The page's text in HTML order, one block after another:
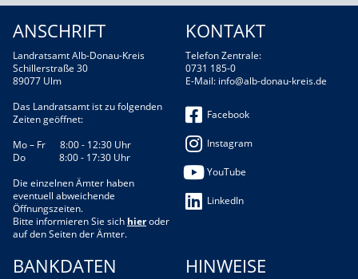
ANSCHRIFT
Landratsamt Alb-Donau-Kreis
Schillerstraße 30
89077 Ulm
Das Landratsamt ist zu folgenden
Zeiten geöffnet:
Mo – Fr 8:00 - 12:30 Uhr
Do 8:00 - 17:30 Uhr
Die einzelnen Ämter haben
eventuell abweichende
Öffnungszeiten.
Bitte informieren Sie sich hieroder
auf den Seiten der Ämter.
KONTAKT
Telefon Zentrale:
0731 185-0
E-Mail: info@alb-donau-kreis.de
Facebook
Instagram
YouTube
LinkedIn
BANKDATEN HINWEISE